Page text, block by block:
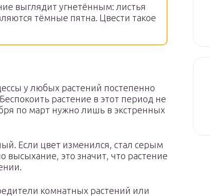
выглядит угнетённым: листья
тёмные пятна. Цвести такое
у любых растений постепенно
растение в этот период не
по март нужно лишь в экстренных
Если цвет изменился, стал серым
это значит, что растение
комнатных растений или